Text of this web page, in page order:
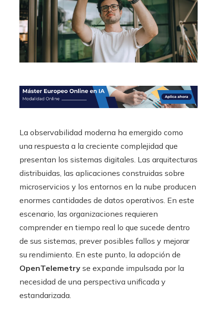
La observabilidad moderna ha emergido como
una respuesta a la creciente complejidad que
presentan los sistemas digitales. Las arquitecturas
distribuidas, las aplicaciones construidas sobre
microservicios y los entornos en la nube producen
enormes cantidades de datos operativos. En este
escenario, las organizaciones requieren
comprender en tiempo real lo que sucede dentro
de sus sistemas, prever posibles fallos y mejorar
su rendimiento. En este punto, la adopción de
OpenTelemetry se expande impulsada por la
necesidad de una perspectiva unificada y
estandarizada.